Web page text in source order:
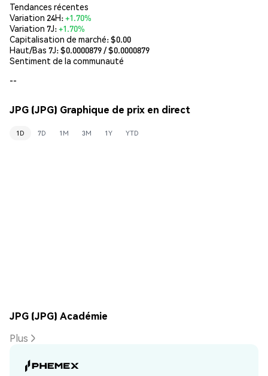
Tendances récentes
Variation 24H:+1.70%
Variation 7J:+1.70%
Capitalisation de marché:$0.00
Haut/Bas 7J: $0.0000879/ $0.0000879
Sentiment de la communauté
--
JPG (JPG) Graphique de prix en direct
1D 7D 1M 3M 1Y YTD
JPG (JPG) Académie
Plus